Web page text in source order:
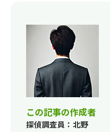
この記事の作成者
探偵調査員：北野